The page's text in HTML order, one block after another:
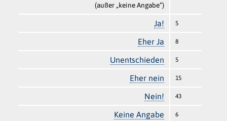
(außer „keine Angabe“)
Ja! 5
Eher Ja 8
Unentschieden 5
Eher nein 15
Nein! 43
Keine Angabe 6